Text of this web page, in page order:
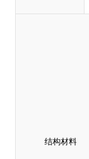
结构材料